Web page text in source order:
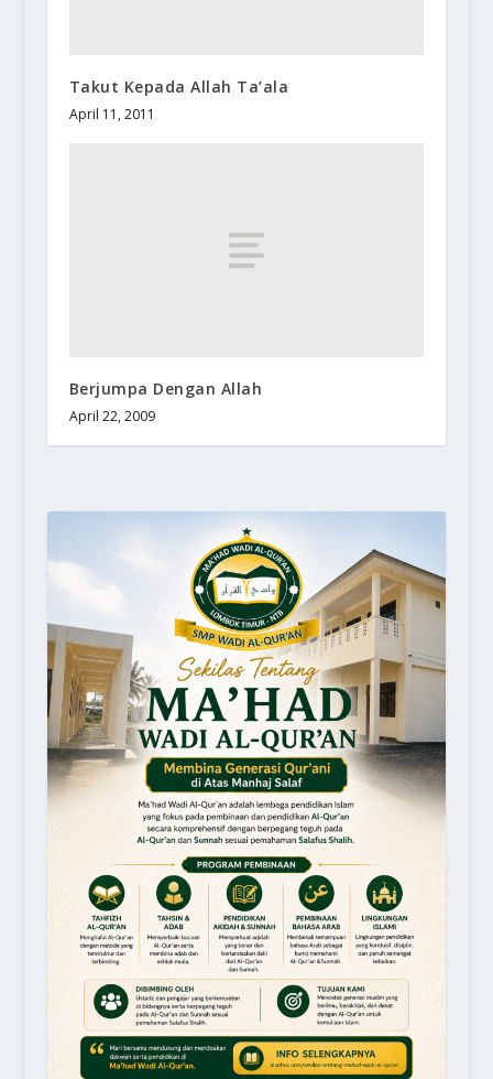
Takut Kepada Allah Ta’ala
April 11, 2011
Berjumpa Dengan Allah
April 22, 2009